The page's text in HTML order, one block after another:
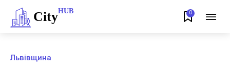
CityHUB 0
Львівщина